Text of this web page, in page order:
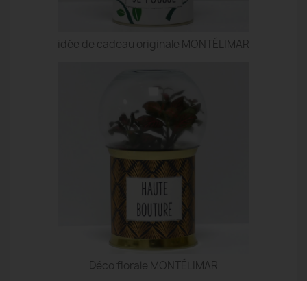
idée de cadeau originale MONTÉLIMAR
Déco florale MONTÉLIMAR